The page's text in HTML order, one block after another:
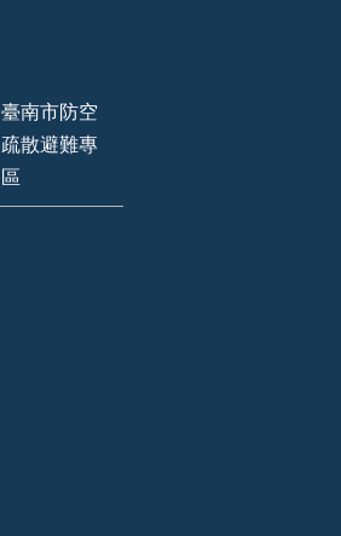
臺南市防空
疏散避難專
區